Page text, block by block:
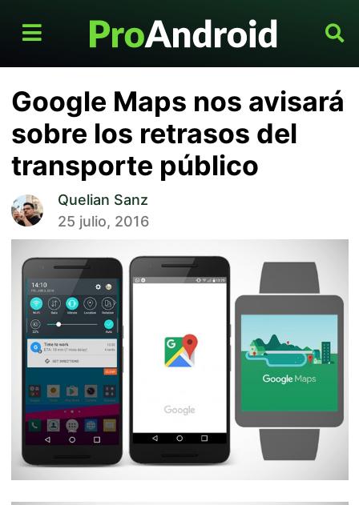
Google Maps nos avisará
sobre los retrasos del
transporte público
Quelian Sanz
25 julio, 2016